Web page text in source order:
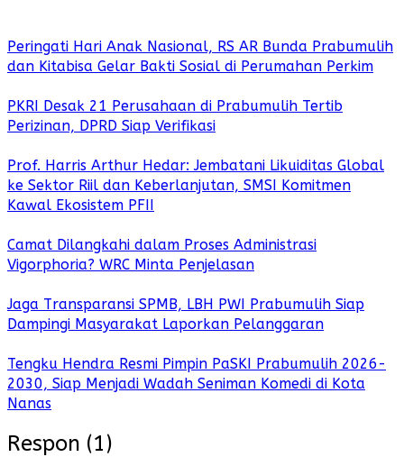
Peringati Hari Anak Nasional, RS AR Bunda Prabumulih
dan Kitabisa Gelar Bakti Sosial di Perumahan Perkim
PKRI Desak 21 Perusahaan di Prabumulih Tertib
Perizinan, DPRD Siap Verifikasi
Prof. Harris Arthur Hedar: Jembatani Likuiditas Global
ke Sektor Riil dan Keberlanjutan, SMSI Komitmen
Kawal Ekosistem PFII
Camat Dilangkahi dalam Proses Administrasi
Vigorphoria? WRC Minta Penjelasan
Jaga Transparansi SPMB, LBH PWI Prabumulih Siap
Dampingi Masyarakat Laporkan Pelanggaran
Tengku Hendra Resmi Pimpin PaSKI Prabumulih 2026-
2030, Siap Menjadi Wadah Seniman Komedi di Kota
Nanas
Respon (1)